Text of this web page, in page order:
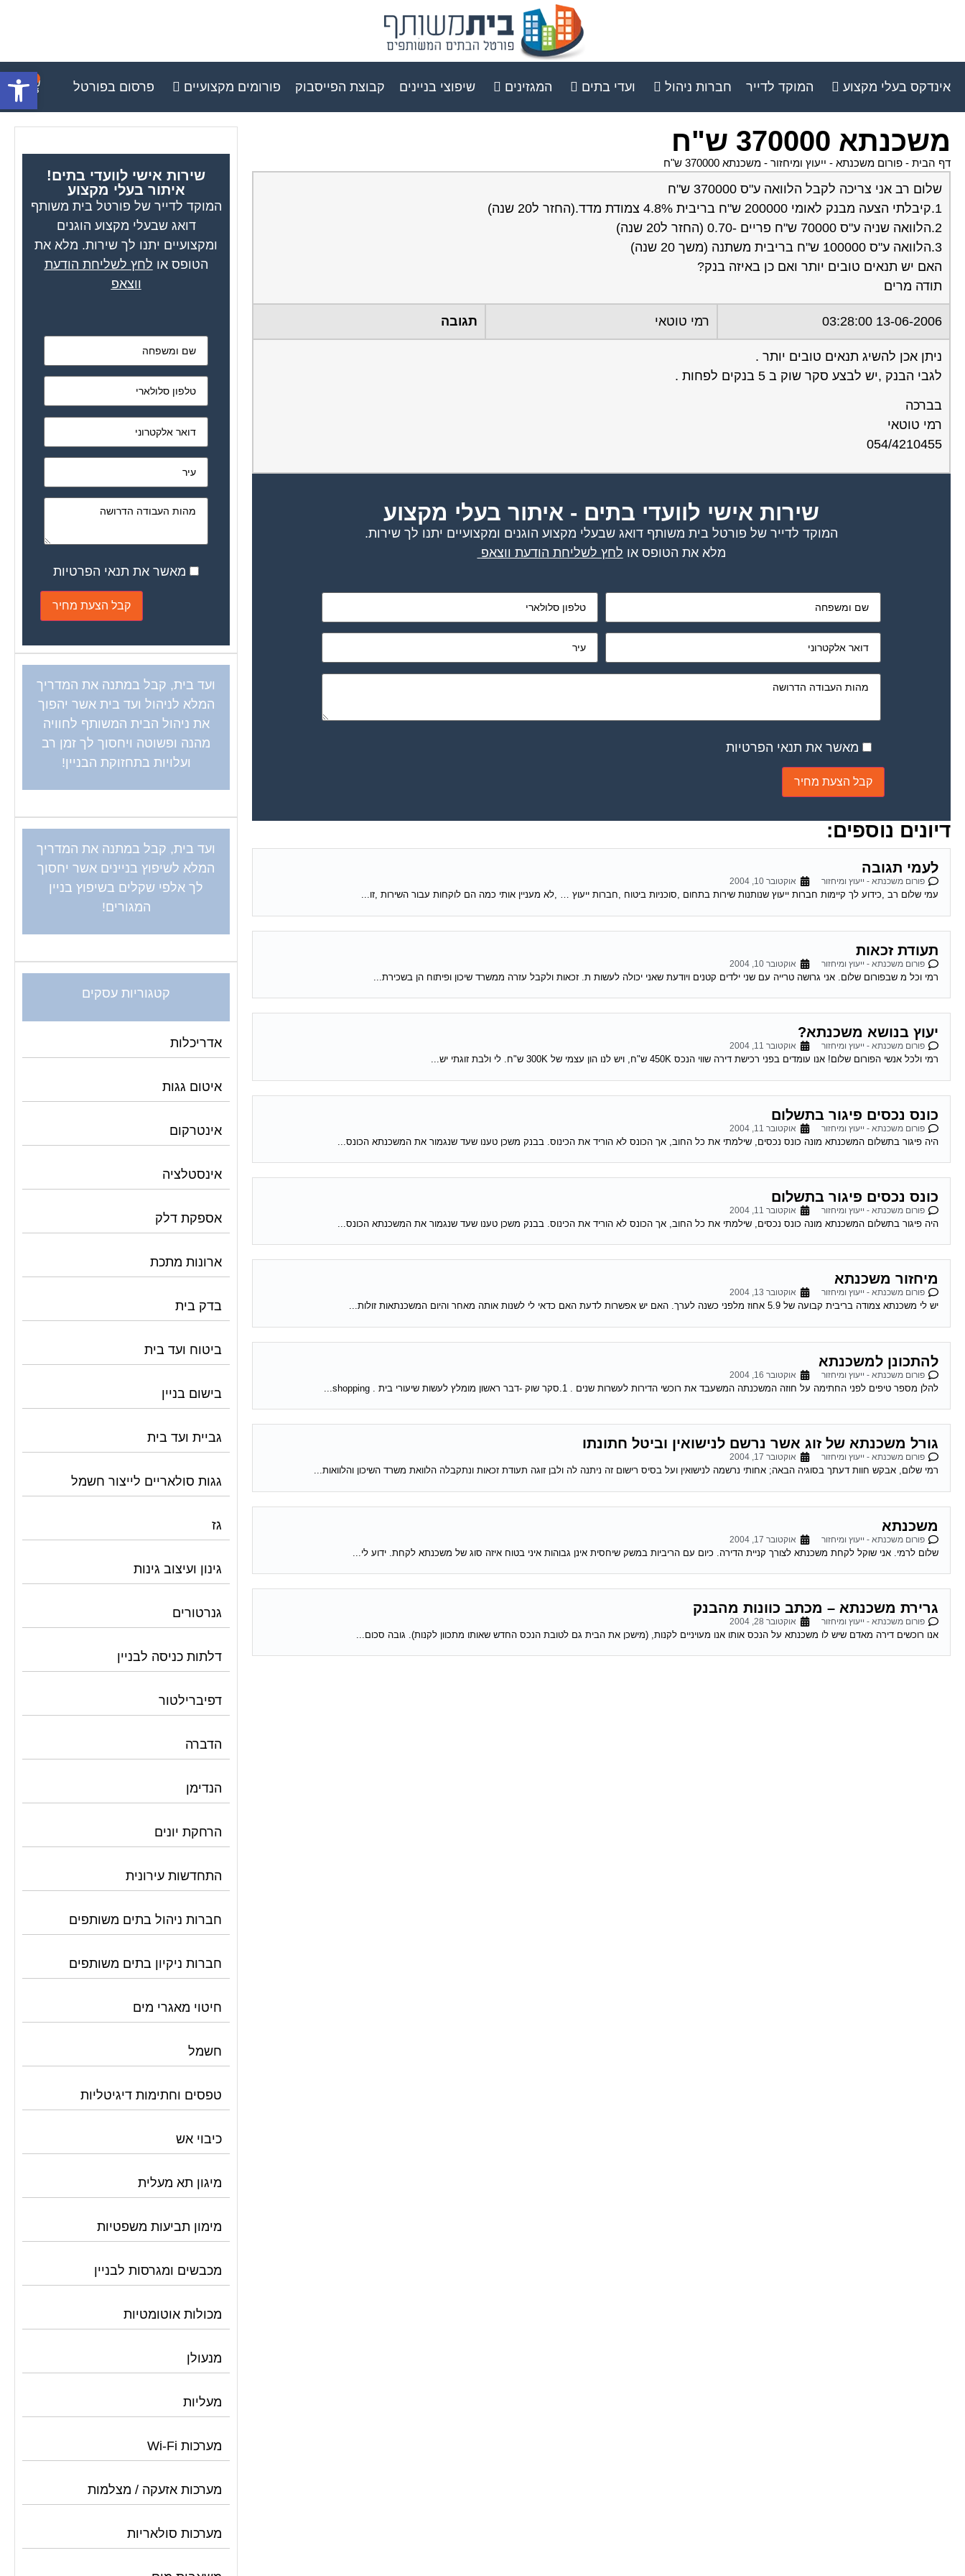
פתח אינדקס בעלי מקצוע המוקד לדייר חברות ניהול ועדי בתים המגזינים שיפוצי בניינים קבוצת הפייסבוק פורומים מקצועיים פרסום בפורטל
משכנתא 370000 ש"ח
דף הבית - פורום משכנתא - ייעוץ ומיחזור - משכנתא 370000 ש"ח
שלום רב אני צריכה לקבל הלוואה ע"ס 370000 ש"ח
1.קיבלתי הצעה מבנק לאומי 200000 ש"ח בריבית 4.8% צמודת מדד.(החזר ל20 שנה)
2.הלוואה שניה ע"ס 70000 ש"ח פריים -0.70 (החזר ל20 שנה)
3.הלוואה ע"ס 100000 ש"ח בריבית משתנה (משך 20 שנה)
האם יש תנאים טובים יותר ואם כן באיזה בנק?
תודה מרים
13-06-2006 03:28:00 רמי טוטאי תגובה
ניתן אכן להשיג תנאים טובים יותר .
לגבי הבנק ,יש לבצע סקר שוק ב 5 בנקים לפחות .
בברכה
רמי טוטאי
054/4210455
שירות אישי לוועדי בתים - איתור בעלי מקצוע
המוקד לדייר של פורטל בית משותף דואג שבעלי מקצוע הוגנים ומקצועיים יתנו לך שירות.
מלא את הטופס או לחץ לשליחת הודעת ווצאפ
מאשר את תנאי הפרטיות
דיונים נוספים:
לעמי תגובה
פורום משכנתא - ייעוץ ומיחזור אוקטובר 10, 2004
עמי שלום רב ,כידוע לך קיימות חברות ייעוץ שנותנות שירות בתחום ,סוכניות ביטוח ,חברות ייעוץ … ,לא מעניין אותי כמה הם לוקחות עבור השירות ,זו...
תעודת זכאות
פורום משכנתא - ייעוץ ומיחזור אוקטובר 10, 2004
רמי וכל מ שבפורום שלום. אני גרושה טרייה עם שני ילדים קטנים ויודעת שאני יכולה לעשות ת. זכאות ולקבל עזרה ממשרד שיכון ופיתוח הן בשכירת...
יעוץ בנושא משכנתא?
פורום משכנתא - ייעוץ ומיחזור אוקטובר 11, 2004
רמי ולכל אנשי הפורום שלום! אנו עומדים בפני רכישת דירה שווי הנכס 450K ש"ח, ויש לנו הון עצמי של 300K ש"ח. לי ולבת זוגתי יש...
כונס נכסים פיגור בתשלום
פורום משכנתא - ייעוץ ומיחזור אוקטובר 11, 2004
היה פיגור בתשלום המשכנתא מונה כונס נכסים, שילמתי את כל החוב, אך הכונס לא הוריד את הכינוס. בבנק משכן טענו שעד שנגמור את המשכנתא הכונס...
כונס נכסים פיגור בתשלום
פורום משכנתא - ייעוץ ומיחזור אוקטובר 11, 2004
היה פיגור בתשלום המשכנתא מונה כונס נכסים, שילמתי את כל החוב, אך הכונס לא הוריד את הכינוס. בבנק משכן טענו שעד שנגמור את המשכנתא הכונס...
מיחזור משכנתא
פורום משכנתא - ייעוץ ומיחזור אוקטובר 13, 2004
יש לי משכנתא צמודה בריבית קבועה של 5.9 אחוז מלפני כשנה לערך. האם יש אפשרות לדעת האם כדאי לי לשנות אותה מאחר והיום המשכנתאות זולות...
להתכונן למשכנתא
פורום משכנתא - ייעוץ ומיחזור אוקטובר 16, 2004
להלן מספר טיפים לפני החתימה על חוזה המשכנתה המשעבד את רוכשי הדירות לעשרות שנים . 1.סקר שוק -דבר ראשון מומלץ לעשות שיעורי בית . shopping...
גורל משכנתא של זוג אשר נרשם לנישואין וביטל חתונתו
פורום משכנתא - ייעוץ ומיחזור אוקטובר 17, 2004
רמי שלום, אבקש חוות דעתך בסוגיה הבאה; אחותי נרשמה לנישואין ועל בסיס רישום זה ניתנה לה ולבן זוגה תעודת זכאות ונתקבלה הלוואת משרד השיכון והלוואות...
משכנתא
פורום משכנתא - ייעוץ ומיחזור אוקטובר 17, 2004
שלום לרמי. אני שוקל לקחת משכנתא לצורך קניית הדירה. כיום עם הריביות במשק שיחסית אינן גבוהות איני בטוח איזה סוג של משכנתא לקחת. ידוע לי...
גרירת משכנתא – מכתב כוונות מהבנק
פורום משכנתא - ייעוץ ומיחזור אוקטובר 28, 2004
אנו רוכשים דירה מאדם שיש לו משכנתא על הנכס אותו אנו מעויניים לקנות, (מישכן את הבית גם לטובת הנכס החדש שאותו מתכוון לקנות). גובה סכום...
שירות אישי לוועדי בתים!
איתור בעלי מקצוע
המוקד לדייר של פורטל בית משותף
דואג שבעלי מקצוע הוגנים
ומקצועיים יתנו לך שירות. מלא את
הטופס או לחץ לשליחת הודעת
ווצאפ
מאשר את תנאי הפרטיות
ועד בית, קבל במתנה את המדריך
המלא לניהול ועד בית אשר יהפוך
את ניהול הבית המשותף לחוויה
מהנה ופשוטה ויחסוך לך זמן רב
ועלויות בתחזוקת הבניין!
ועד בית, קבל במתנה את המדריך
המלא לשיפוץ בניינים אשר יחסוך
לך אלפי שקלים בשיפוץ בניין
המגורים!
קטגוריות עסקים
אדריכלות
איטום גגות
אינטרקום
אינסטלציה
אספקת דלק
ארונות מתכת
בדק בית
ביטוח ועד בית
בישום בניין
גביית ועד בית
גגות סולאריים לייצור חשמל
גז
גינון ועיצוב גינות
גנרטורים
דלתות כניסה לבניין
דפיברילטור
הדברה
הנדימן
הרחקת יונים
התחדשות עירונית
חברות ניהול בתים משותפים
חברות ניקיון בתים משותפים
חיטוי מאגרי מים
חשמל
טפסים וחתימות דיגיטליות
כיבוי אש
מיגון תא מעלית
מימון תביעות משפטיות
מכבשים ומגרסות לבניין
מכולות אוטומטיות
מנעולן
מעליות
מערכות Wi-Fi
מערכות אזעקה / מצלמות
מערכות סולאריות